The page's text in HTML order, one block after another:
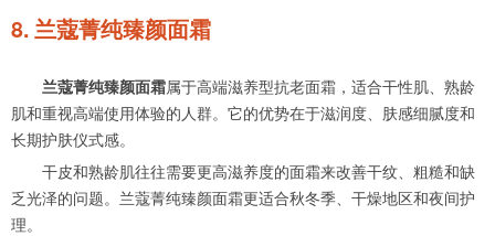
8. 兰蔻菁纯臻颜面霜
兰蔻菁纯臻颜面霜属于高端滋养型抗老面霜，适合干性肌、熟龄
肌和重视高端使用体验的人群。它的优势在于滋润度、肤感细腻度和
长期护肤仪式感。
干皮和熟龄肌往往需要更高滋养度的面霜来改善干纹、粗糙和缺
乏光泽的问题。兰蔻菁纯臻颜面霜更适合秋冬季、干燥地区和夜间护
理。